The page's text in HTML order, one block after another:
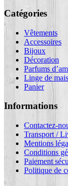
Catégories
Vêtements
Accessoires
Bijoux
Décoration
Parfums
Linge de
Panier
Informations
Contactez-
Transport /
Mentions
Conditions
Paiement
Politique de